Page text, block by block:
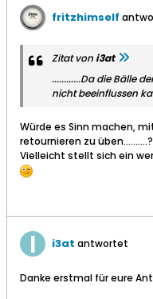
fritzhimself
Zitat voni3at
............Da die Bälle
nicht beeinflussen
Würde es Sinn machen,
retournieren zu üben..........?
Vielleicht stellt sich ein
i3at antwortet
Danke erstmal für eure